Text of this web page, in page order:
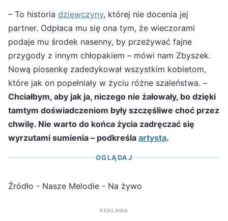
– To historia dziewczyny, której nie docenia jej
partner. Odpłaca mu się ona tym, że wieczorami
podaje mu środek nasenny, by przeżywać fajne
przygody z innym chłopakiem – mówi nam Zbyszek.
Nową piosenkę zadedykował wszystkim kobietom,
które jak on popełniały w życiu różne szaleństwa. –
Chciałbym, aby jak ja, niczego nie żałowały, bo dzięki
tamtym doświadczeniom były szczęśliwe choć przez
chwilę. Nie warto do końca życia zadręczać się
wyrzutami sumienia – podkreśla artysta.
OGLĄDAJ
Źródło - Nasze Melodie - Na żywo
REKLAMA